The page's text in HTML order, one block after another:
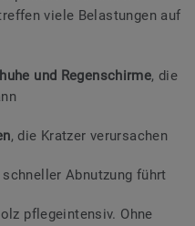
viele Belastungen auf
und Regenschirme, die
, die Kratzer verursachen
schneller Abnutzung führt
pflegeintensiv. Ohne